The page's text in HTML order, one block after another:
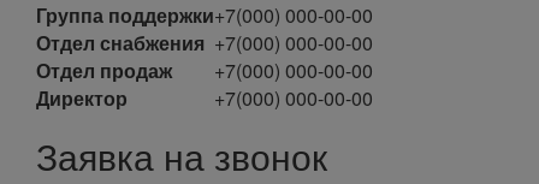
Группа поддержки+7(000) 000-00-00
Отдел снабжения +7(000) 000-00-00
Отдел продаж
+7(000) 000-00-00
Директор
+7(000) 000-00-00
Заявка на звонок